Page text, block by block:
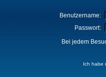
Benutzername:
Passwort:
Bei jedem
Ich habe